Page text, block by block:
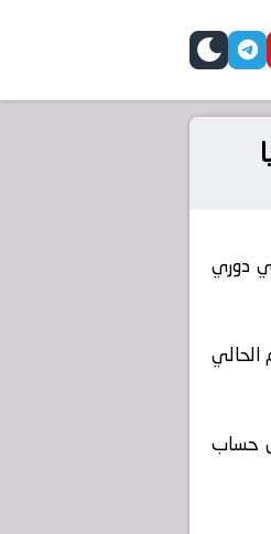
telegram
skin
دوري
الحالي
حساب